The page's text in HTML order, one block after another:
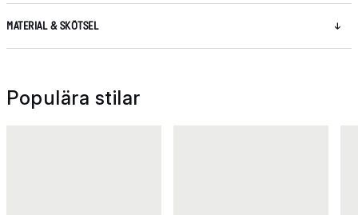
MATERIAL & SKÖTSEL
Populära stilar